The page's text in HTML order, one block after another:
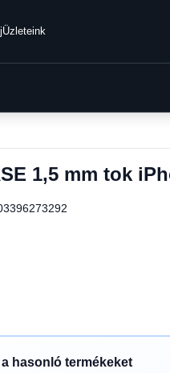
Üzleteink
1,5 mm tok
a hasonló termékeket